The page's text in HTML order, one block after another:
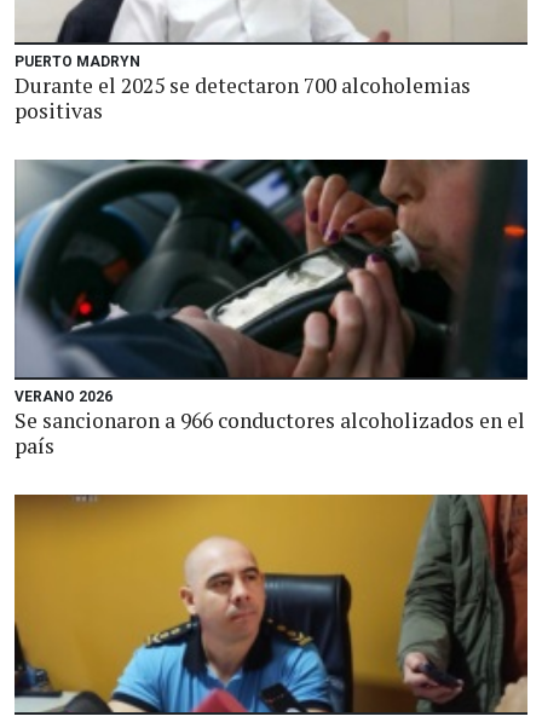
PUERTO MADRYN
Durante el 2025 se detectaron 700 alcoholemias
positivas
VERANO 2026
Se sancionaron a 966 conductores alcoholizados en el
país